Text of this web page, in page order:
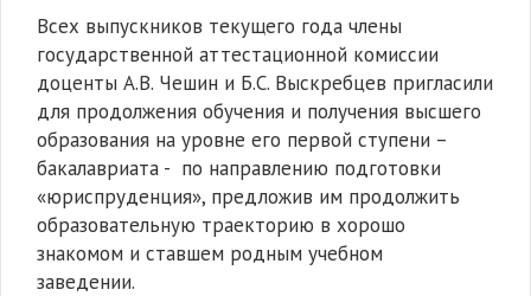
Всех выпускников текущего года члены
государственной аттестационной комиссии
доценты А.В. Чешин и Б.С. Выскребцев пригласили
для продолжения обучения и получения высшего
образования на уровне его первой ступени –
бакалавриата - по направлению подготовки
«юриспруденция», предложив им продолжить
образовательную траекторию в хорошо
знакомом и ставшем родным учебном
заведении.